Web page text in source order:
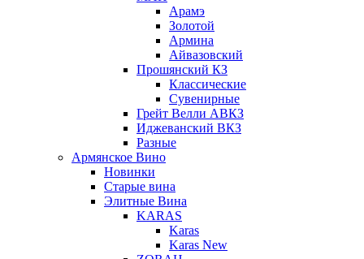
Арамэ
Золотой
Армина
Айвазовский
Прошянский КЗ
Классические
Сувенирные
Грейт Велли АВКЗ
Иджеванский ВКЗ
Разные
Армянское Вино
Новинки
Старые вина
Элитные Вина
KARAS
Karas
Karas New